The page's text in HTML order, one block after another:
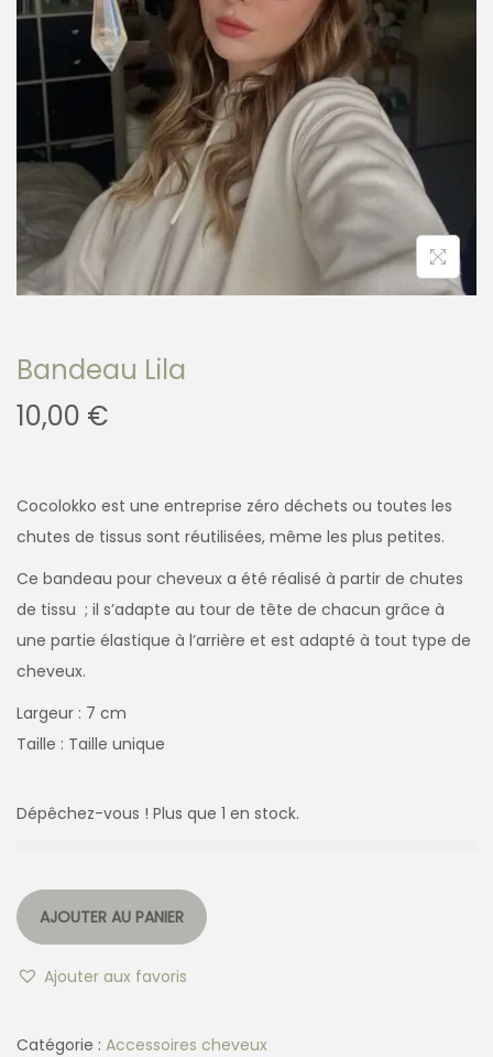
Bandeau Lila
10,00 €
Cocolokko est une entreprise zéro déchets ou toutes les
chutes de tissus sont réutilisées, même les plus petites.
Ce bandeau pour cheveux a été réalisé à partir de chutes
de tissu ; il s’adapte au tour de tête de chacun grâce à
une partie élastique à l’arrière et est adapté à tout type de
cheveux.
Largeur : 7 cm
Taille : Taille unique
Dépêchez-vous ! Plus que 1 en stock.
AJOUTER AU PANIER
Ajouter aux favoris
Catégorie : Accessoires cheveux